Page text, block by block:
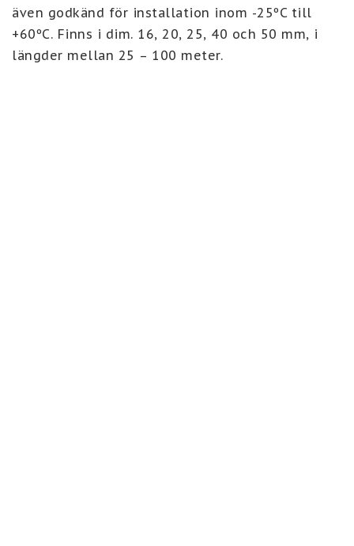
även godkänd för installation inom -25ºC till
+60ºC. Finns i dim. 16, 20, 25, 40 och 50 mm, i